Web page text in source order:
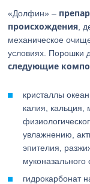
«Долфин» –
происхождения ,
механическое
условиях. Порошки
следующие
кристаллы
калия, кальция,
увлажнению,
эпителия,
муконазального
гидрокарбонат